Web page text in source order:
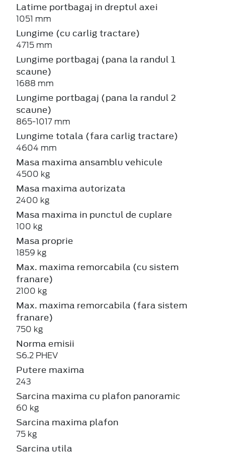
Latime portbagaj in dreptul axei
1051 mm
Lungime (cu carlig tractare)
4715 mm
Lungime portbagaj (pana la randul 1
scaune)
1688 mm
Lungime portbagaj (pana la randul 2
scaune)
865-1017 mm
Lungime totala (fara carlig tractare)
4604 mm
Masa maxima ansamblu vehicule
4500 kg
Masa maxima autorizata
2400 kg
Masa maxima in punctul de cuplare
100 kg
Masa proprie
1859 kg
Max. maxima remorcabila (cu sistem
franare)
2100 kg
Max. maxima remorcabila (fara sistem
franare)
750 kg
Norma emisii
S6.2 PHEV
Putere maxima
243
Sarcina maxima cu plafon panoramic
60 kg
Sarcina maxima plafon
75 kg
Sarcina utila